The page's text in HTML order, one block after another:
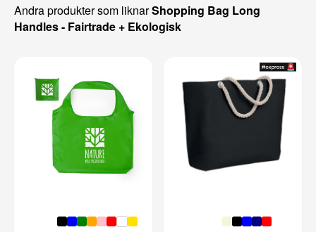
Andra produkter som liknarShopping Bag Long
Handles - Fairtrade + Ekologisk